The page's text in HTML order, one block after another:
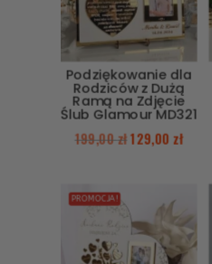
Podziękowanie dla
Rodziców z Dużą
Ramą na Zdjęcie
Ślub Glamour MD321
199,00zł129,00 zł
PROMOCJA!